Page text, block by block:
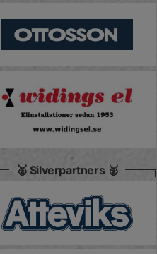
🥈 Silverpartners 🥈